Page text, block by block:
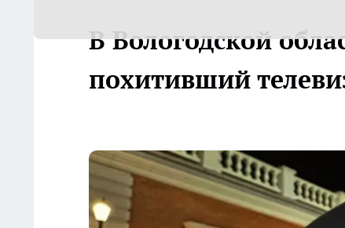
В Вологодской
похитивший